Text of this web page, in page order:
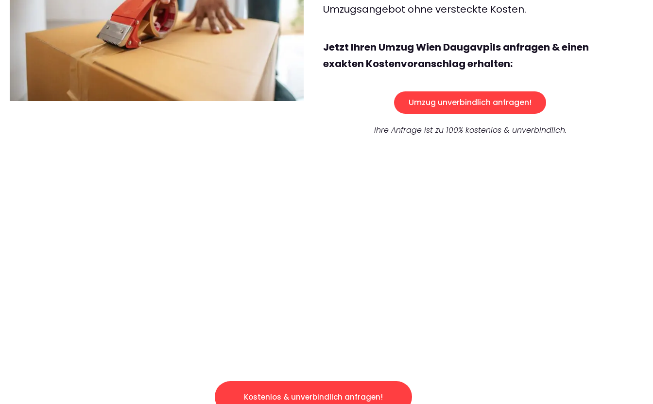
Umzugsangebot ohne versteckte Kosten.
Jetzt Ihren Umzug Wien Daugavpils anfragen & einen
exakten Kostenvoranschlag erhalten:
Umzug unverbindlich anfragen!
Ihre Anfrage ist zu 100% kostenlos & unverbindlich.
Kostenlos & unverbindlich anfragen!